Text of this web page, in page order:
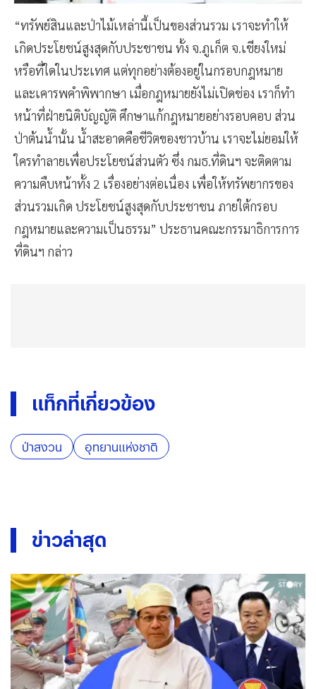
“ทรัพย์สินและป่าไม้เหล่านี้เป็นของส่วนรวม เราจะทำให้
เกิดประโยชน์สูงสุดกับประชาชน ทั้ง จ.ภูเก็ต จ.เชียงใหม่
หรือที่ใดในประเทศ แต่ทุกอย่างต้องอยู่ในกรอบกฎหมาย
และเคารพคำพิพากษา เมื่อกฎหมายยังไม่เปิดช่อง เราก็ทำ
หน้าที่ฝ่ายนิติบัญญัติ ศึกษาแก้กฎหมายอย่างรอบคอบ ส่วน
ป่าต้นน้ำนั้น น้ำสะอาดคือชีวิตของชาวบ้าน เราจะไม่ยอมให้
ใครทำลายเพื่อประโยชน์ส่วนตัว ซึ่ง กมธ.ที่ดินฯ จะติดตาม
ความคืบหน้าทั้ง 2 เรื่องอย่างต่อเนื่อง เพื่อให้ทรัพยากรของ
ส่วนรวมเกิด ประโยชน์สูงสุดกับประชาชน ภายใต้กรอบ
กฎหมายและความเป็นธรรม” ประธานคณะกรรมาธิการการ
ที่ดินฯ กล่าว
แท็กที่เกี่ยวข้อง
ป่าสงวน อุทยานแห่งชาติ
ข่าวล่าสุด